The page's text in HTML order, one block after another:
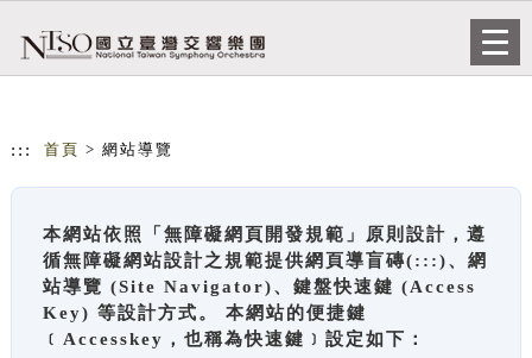
::: 首頁 > 網站導覽
本網站依照「無障礙網頁開發規範」原則設計，遵
循無障礙網站設計之規範提供網頁導盲磚(:::)、網
站導覽 (Site Navigator)、鍵盤快速鍵 (Access
Key) 等設計方式。 本網站的便捷鍵
﹝Accesskey，也稱為快速鍵﹞設定如下：